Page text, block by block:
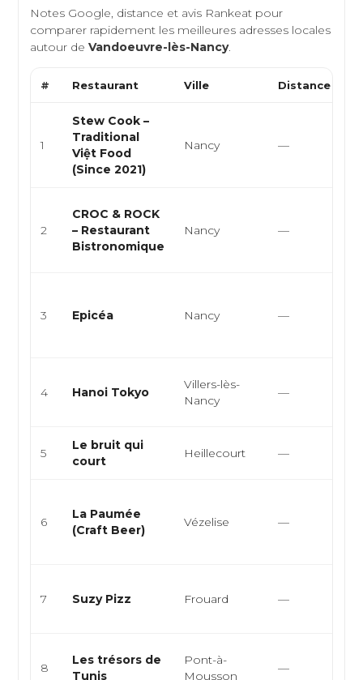
Notes Google, distance et avis Rankeat pour
comparer rapidement les meilleures adresses locales
autour deVandoeuvre-lès-Nancy.
# Restaurant Ville Distance
1
Stew Cook –
Traditional
Việt Food
(Since 2021)
Nancy —
2
CROC & ROCK
– Restaurant
Bistronomique
Nancy —
3 Epicéa Nancy —
4 Hanoi Tokyo
Villers-lès-
Nancy
—
5
Le bruit qui
court
Heillecourt —
6
La Paumée
(Craft Beer)
Vézelise —
7 Suzy Pizz Frouard —
8
Les trésors de
Tunis
Pont-à-
Mousson
—